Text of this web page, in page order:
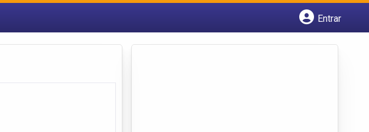
Entrar